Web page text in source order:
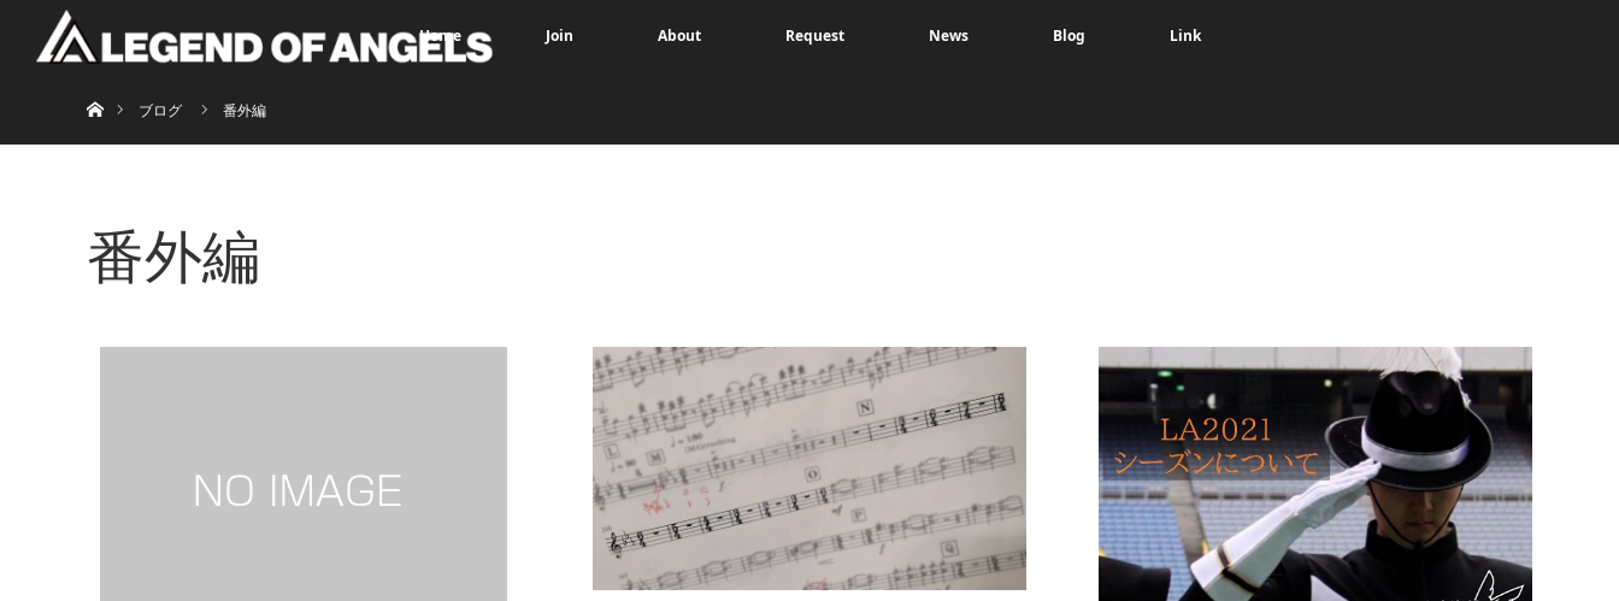
Home Join About Request News Blog Link
ブログ
番外編
番外編